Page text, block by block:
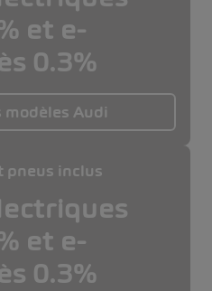
et e-
0.3%
modèles Audi
pneus inclus
et e-
0.3%